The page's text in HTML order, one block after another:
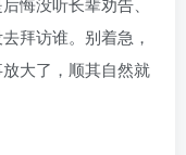
拜访谁。别着急，
大了，顺其自然就